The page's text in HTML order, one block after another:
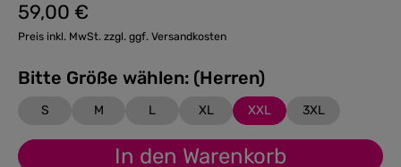
Regulärer Preis:
59,00 €
Preis inkl. MwSt. zzgl. ggf. Versandkosten
Bitte Größe wählen: (Herren)
S M L XL XXL 3XL
In den Warenkorb